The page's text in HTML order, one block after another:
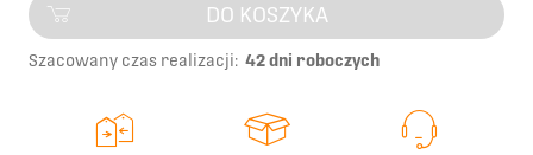
DO KOSZYKA
Szacowany czas realizacji: 42 dni roboczych